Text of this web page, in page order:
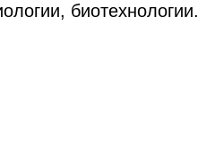
биотехнологии.